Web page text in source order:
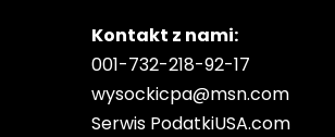
Kontakt z nami:
001-732-218-92-17
wysockicpa@msn.com
Serwis PodatkiUSA.com